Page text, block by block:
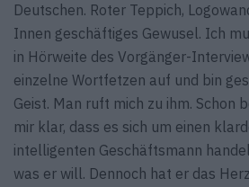
Deutschen. Roter Teppich,
Innen geschäftiges Gewusel. Ich
in Hörweite des Vorgänger-
einzelne Wortfetzen auf und bin
Geist. Man ruft mich zu ihm. Schon
mir klar, dass es sich um einen
intelligenten Geschäftsmann
was er will. Dennoch hat er das